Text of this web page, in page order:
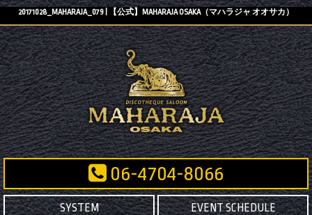
20171028_MAHARAJA_079 | 【公式】MAHARAJA OSAKA（マハラジャ オオサカ）
06-4704-8066
SYSTEM EVENT SCHEDULE